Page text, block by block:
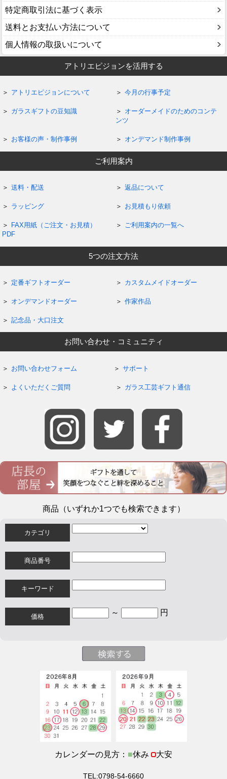
特定商取引法に基づく表示
送料とお支払い方法について
個人情報の取扱いについて
アトリエピジョンを活用する
アトリエピジョンについて 今月の行事予定
ガラスギフトの豆知識
オーダーメイドのためのコンテ
ンツ
お客様の声・制作事例 オンデマンド制作事例
ご利用案内
送料・配送 返品について
ラッピング お見積もり依頼
FAX用紙（ご注文・お見積）
PDF
ご利用案内の一覧へ
5つの注文方法
定番ギフトオーダー カスタムメイドオーダー
オンデマンドオーダー 作家作品
記念品・大口注文
お問い合わせ・コミュニティ
お問い合わせフォーム サポート
よくいただくご質問 ガラス工芸ギフト通信
商品（いずれか1つでも検索できます）
カテゴリ
商品番号
キーワード
価格 ～ 円
カレンダーの見方： ■休み 大安
TEL:0798-54-6660